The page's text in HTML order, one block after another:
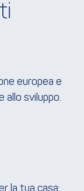
europea e
allo sviluppo.